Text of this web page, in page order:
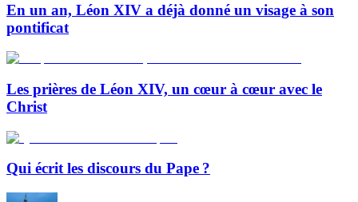
En un an, Léon XIV a déjà donné un visage à son
pontificat
Les prières de Léon XIV, un cœur à cœur avec le
Christ
Qui écrit les discours du Pape ?